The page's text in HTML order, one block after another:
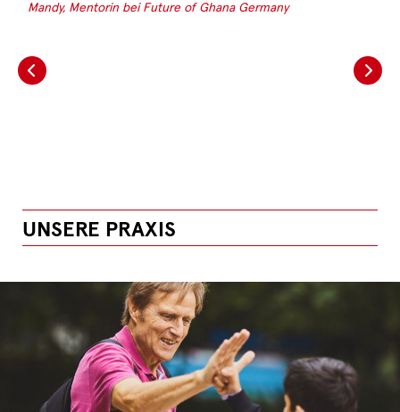
Mandy, Mentorin bei Future of Ghana Germany
UNSERE PRAXIS